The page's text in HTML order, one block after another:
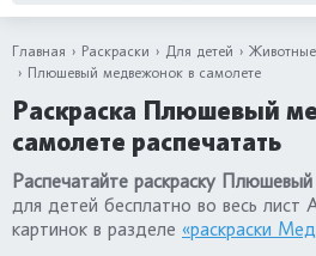
Главная Раскраски Для детей Животные
Плюшевый медвежонок в самолете
Раскраска Плюшевый
самолете распечатать
Распечатайте раскраску
для детей бесплатно во весь
картинок в разделе «раскраски